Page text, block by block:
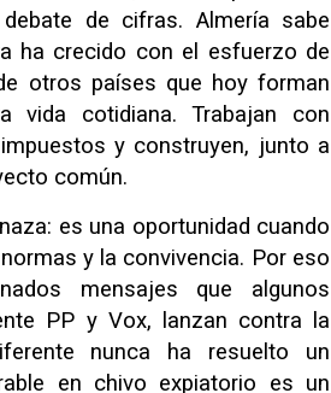
de cifras. Almería sabe
ha crecido con el esfuerzo de
otros países que hoy forman
vida cotidiana. Trabajan con
y construyen, junto a
común.
es una oportunidad cuando
y la convivencia. Por eso
mensajes que algunos
PP y Vox, lanzan contra la
nunca ha resuelto un
en chivo expiatorio es un